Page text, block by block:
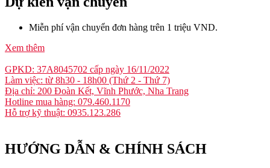
Miễn phí vận chuyển đơn hàng trên 1 triệu VND.
Xem thêm
GPKD: 37A8045702 cấp ngày 16/11/2022
Làm việc: từ 8h30 - 18h00 (Thứ 2 - Thứ 7)
Địa chỉ: 200 Đoàn Kết, Vĩnh Phước, Nha Trang
Hotline mua hàng: 079.460.1170
Hỗ trợ kỹ thuật: 0935.123.286
HƯỚNG DẪN & CHÍNH SÁCH